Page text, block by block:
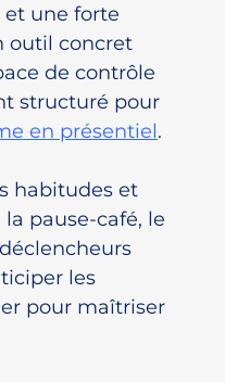
une forte
outil concret
de contrôle
structuré pour
en présentiel.
habitudes et
pause-café, le
les
pour maîtriser